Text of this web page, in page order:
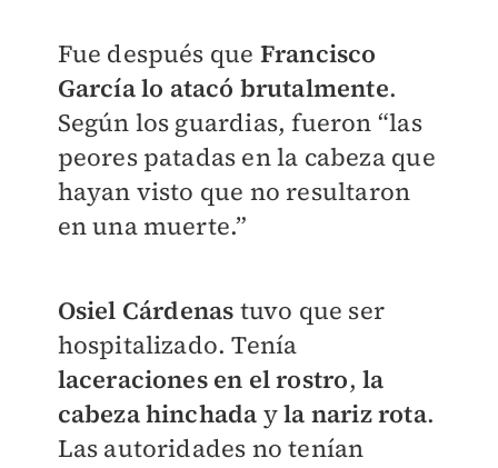
Fue después que Francisco
García lo atacó brutalmente.
Según los guardias, fueron “las
peores patadas en la cabeza que
hayan visto que no resultaron
en una muerte.”
Osiel Cárdenas tuvo que ser
hospitalizado. Tenía
laceraciones en el rostro, la
cabeza hinchada yla nariz rota.
Las autoridades no tenían